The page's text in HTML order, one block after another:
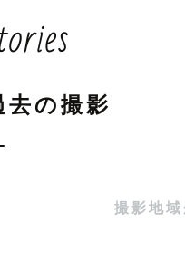
ださい🌿
の撮影
撮影地